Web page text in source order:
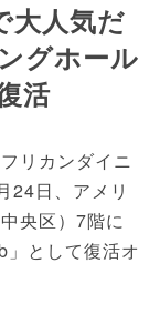
大人気だ
グホール
活
リカンダイニ
24日、アメリ
央区）7階に
として復活オ